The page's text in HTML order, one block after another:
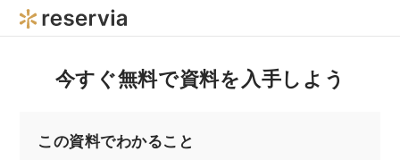
今すぐ無料で資料を入手しよう
この資料でわかること